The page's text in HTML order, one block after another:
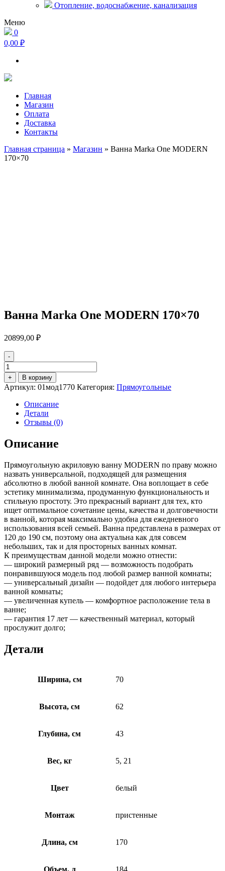
Отопление, водоснабжение, канализация
Меню
0
0,00 ₽
Главная
Магазин
Оплата
Доставка
Контакты
Главная страница » Магазин » Ванна Marka One MODERN
170×70
Ванна Marka One MODERN 170×70
20899,00 ₽
-
Количество
товара
Ванна
Marka
One
MODERN
170x70
+ В корзину
Артикул: 01мод1770 Категория: Прямоугольные
Описание
Детали
Отзывы (0)
Описание
Прямоугольную акриловую ванну MODERN по праву можно
назвать универсальной, подходящей для размещения
абсолютно в любой ванной комнате. Она воплощает в себе
эстетику минимализма, продуманную функциональность и
стильную простоту. Это прекрасный вариант для тех, кто
ищет оптимальное сочетание цены, качества и долговечности
в ванной, которая максимально удобна для ежедневного
использования всей семьей. Ванна представлена в размерах от
120 до 190 см, поэтому она актуальна как для совсем
небольших, так и для просторных ванных комнат.
К преимуществам данной модели можно отнести:
— широкий размерный ряд — возможность подобрать
понравившуюся модель под любой размер ванной комнаты;
— универсальный дизайн — подойдет для любого интерьера
ванной комнаты;
— увеличенная купель — комфортное расположение тела в
ванне;
— гарантия 17 лет — качественный материал, который
прослужит долго;
Детали
Ширина, см 70
Высота, см 62
Глубина, см 43
Вес, кг 5, 21
Цвет белый
Монтаж пристенные
Длина, см 170